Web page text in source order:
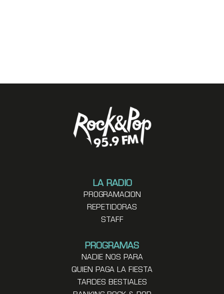
LA RADIO
PROGRAMACION
REPETIDORAS
STAFF
PROGRAMAS
NADIE NOS PARA
QUIEN PAGA LA FIESTA
TARDES BESTIALES